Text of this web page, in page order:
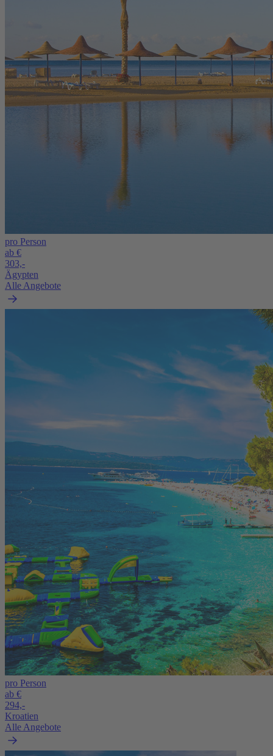
pro Person
ab €
303,-
Ägypten
Alle Angebote
pro Person
ab €
294,-
Kroatien
Alle Angebote